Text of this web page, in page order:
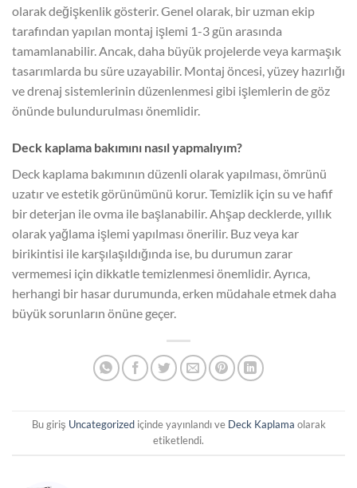
olarak değişkenlik gösterir. Genel olarak, bir uzman ekip
tarafından yapılan montaj işlemi 1-3 gün arasında
tamamlanabilir. Ancak, daha büyük projelerde veya karmaşık
tasarımlarda bu süre uzayabilir. Montaj öncesi, yüzey hazırlığı
ve drenaj sistemlerinin düzenlenmesi gibi işlemlerin de göz
önünde bulundurulması önemlidir.
Deck kaplama bakımını nasıl yapmalıyım?
Deck kaplama bakımının düzenli olarak yapılması, ömrünü
uzatır ve estetik görünümünü korur. Temizlik için su ve hafif
bir deterjan ile ovma ile başlanabilir. Ahşap decklerde, yıllık
olarak yağlama işlemi yapılması önerilir. Buz veya kar
birikintisi ile karşılaşıldığında ise, bu durumun zarar
vermemesi için dikkatle temizlenmesi önemlidir. Ayrıca,
herhangi bir hasar durumunda, erken müdahale etmek daha
büyük sorunların önüne geçer.
Bu giriş Uncategorizediçinde yayınlandı ve Deck Kaplama olarak
etiketlendi.